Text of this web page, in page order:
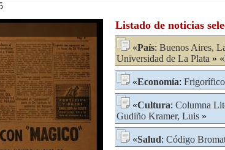
Listado de noticias
«País: Buenos Aires,
Universidad de La Plata » «
«Economía:
«Cultura: Columna
Gudiño Kramer, Luis »
«Salud: Código